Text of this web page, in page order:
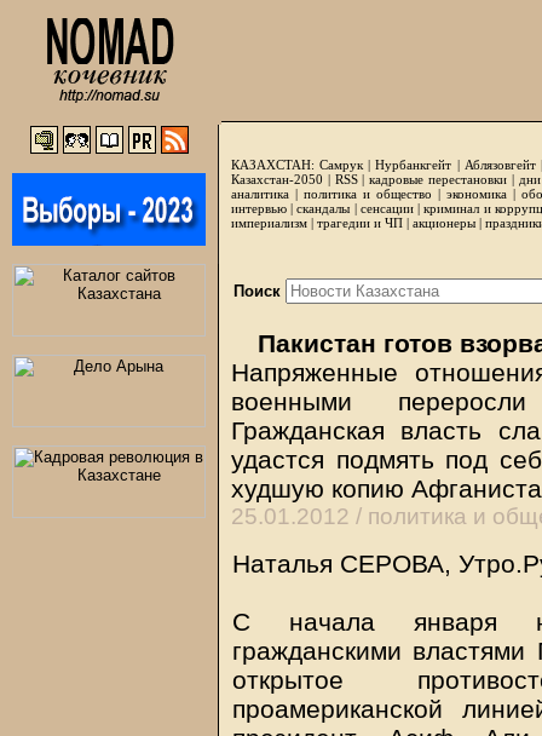
КАЗАХСТАН: Самрук |Нурбанкгейт | Аблязовгейт
Казахстан-2050 | RSS|кадровые перестановки|
аналитика | политика и общество | экономика |
интервью |скандалы | сенсации|криминал и
империализм | трагедии и ЧП | акционеры |
Поиск
Пакистан готов
Напряженные
военными
Гражданская власть
удастся подмять под
худшую копию
25.01.2012 / политика и
Наталья СЕРОВА,
С начала января
гражданскими
открытое
проамериканской